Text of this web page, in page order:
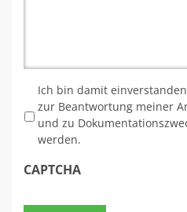
Ich bin damit
zur Beantwortung meiner
und zu
werden.
CAPTCHA